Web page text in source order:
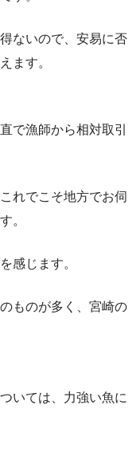
ないので、安易に否
ます。
で漁師から相対取引
れでこそ地方でお伺
。
感じます。
ものが多く、宮崎の
いては、力強い魚に